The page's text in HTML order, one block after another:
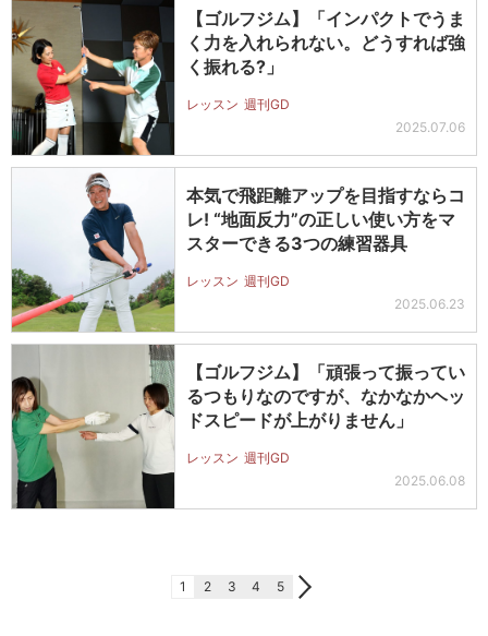
【ゴルフジム】「インパクトでうま
く力を入れられない。どうすれば強
く振れる?」
レッスン 週刊GD
2025.07.06
本気で飛距離アップを目指すならコ
レ! “地面反力”の正しい使い方をマ
スターできる3つの練習器具
レッスン 週刊GD
2025.06.23
【ゴルフジム】「頑張って振ってい
るつもりなのですが、なかなかヘッ
ドスピードが上がりません」
レッスン 週刊GD
2025.06.08
1 2 3 4 5